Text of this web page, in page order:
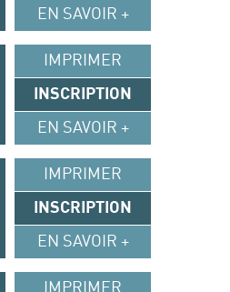
EN SAVOIR +
IMPRIMER
INSCRIPTION
EN SAVOIR +
IMPRIMER
INSCRIPTION
EN SAVOIR +
IMPRIMER